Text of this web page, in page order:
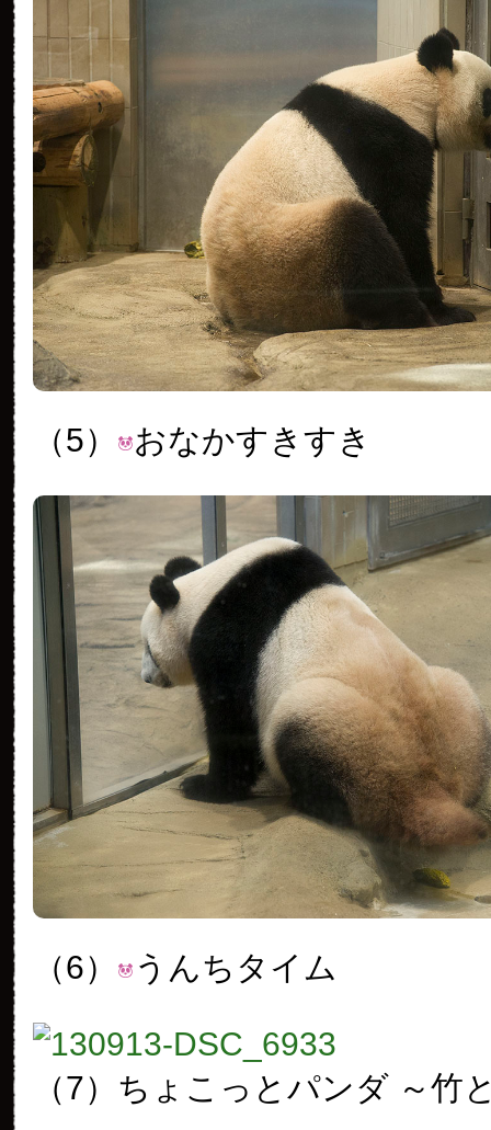
（5） おなかすきすき
（6） うんちタイム
（7）ちょこっとパンダ ～竹